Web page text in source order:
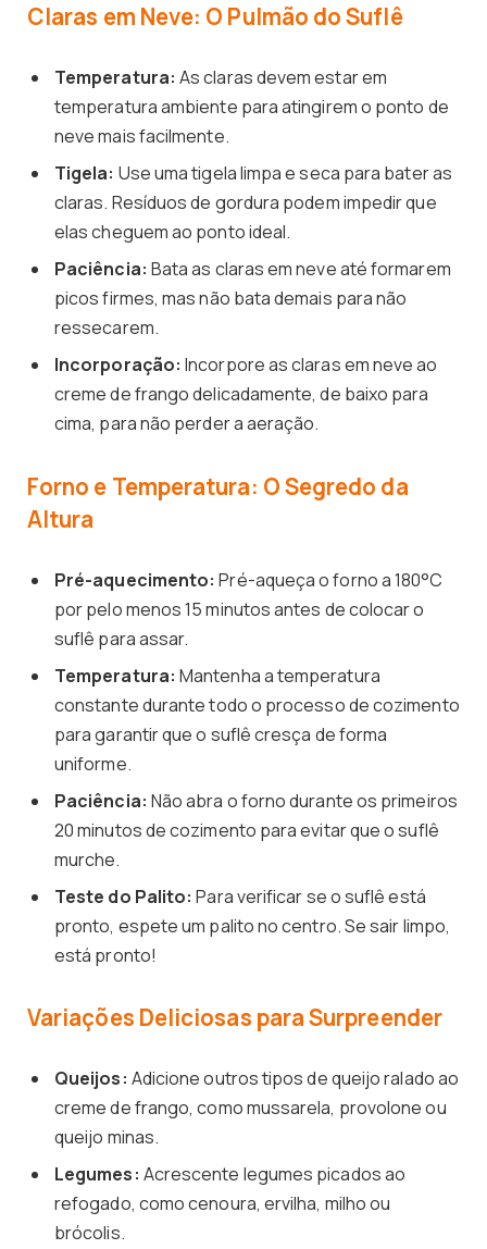
Claras em Neve: O Pulmão do Suflê
Temperatura: As claras devem estar em
temperatura ambiente para atingirem o ponto de
neve mais facilmente.
Tigela: Use uma tigela limpa e seca para bater as
claras. Resíduos de gordura podem impedir que
elas cheguem ao ponto ideal.
Paciência: Bata as claras em neve até formarem
picos firmes, mas não bata demais para não
ressecarem.
Incorporação: Incorpore as claras em neve ao
creme de frango delicadamente, de baixo para
cima, para não perder a aeração.
Forno e Temperatura: O Segredo da
Altura
Pré-aquecimento: Pré-aqueça o forno a 180°C
por pelo menos 15 minutos antes de colocar o
suflê para assar.
Temperatura: Mantenha a temperatura
constante durante todo o processo de cozimento
para garantir que o suflê cresça de forma
uniforme.
Paciência: Não abra o forno durante os primeiros
20 minutos de cozimento para evitar que o suflê
murche.
Teste do Palito: Para verificar se o suflê está
pronto, espete um palito no centro. Se sair limpo,
está pronto!
Variações Deliciosas para Surpreender
Queijos: Adicione outros tipos de queijo ralado ao
creme de frango, como mussarela, provolone ou
queijo minas.
Legumes: Acrescente legumes picados ao
refogado, como cenoura, ervilha, milho ou
brócolis.